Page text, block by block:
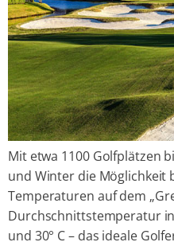
Mit etwa 1100 Golfplätzen
und Winter die Möglichkeit
Temperaturen auf dem
Durchschnittstemperatur
und 30° C – das ideale